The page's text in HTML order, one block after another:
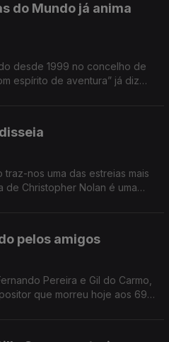
do Mundo já anima
desde 1999 no concelho de
espírito de aventura” já diz
traz-nos uma das estreias mais
de Christopher Nolan é uma
pelos amigos
Pereira e Gil do Carmo,
que morreu hoje aos 69